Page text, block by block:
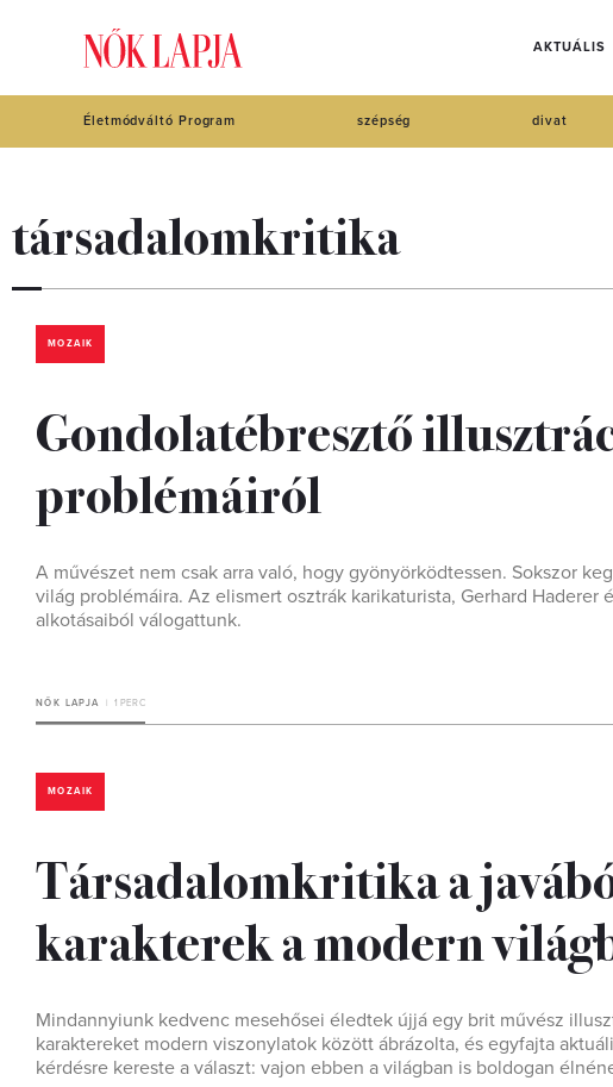
AKTUÁLIS
Életmódváltó Program szépség divat
társadalomkritika
MOZAIK
Gondolatébresztő
problémáiról
A művészet nem csak arra való, hogy gyönyörködtessen. Sokszor
világ problémáira. Az elismert osztrák karikaturista, Gerhard
alkotásaiból válogattunk.
NŐK LAPJA 1 PERC
MOZAIK
Társadalomkritika a
karakterek a modern
Mindannyiunk kedvenc mesehősei éledtek újjá egy brit művész
karaktereket modern viszonylatok között ábrázolta, és egyfajta
kérdésre kereste a választ: vajon ebben a világban is boldogan